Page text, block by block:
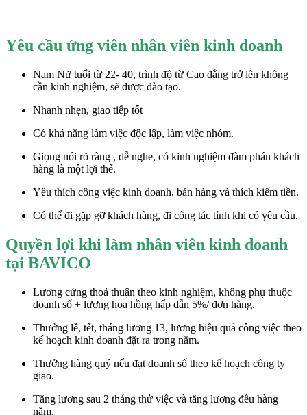
Yêu cầu ứng viên nhân viên kinh doanh
Nam Nữ tuổi từ 22- 40, trình độ từ Cao đẳng trở lên không
cần kinh nghiệm, sẽ được đào tạo.
Nhanh nhẹn, giao tiếp tốt
Có khả năng làm việc độc lập, làm việc nhóm.
Giọng nói rõ ràng , dễ nghe, có kinh nghiệm đàm phán khách
hàng là một lợi thế.
Yêu thích công việc kinh doanh, bán hàng và thích kiếm tiền.
Có thể đi gặp gỡ khách hàng, đi công tác tỉnh khi có yêu cầu.
Quyền lợi khi làm nhân viên kinh doanh
tại BAVICO
Lương cứng thoả thuận theo kinh nghiệm, không phụ thuộc
doanh số + lương hoa hồng hấp dẫn 5%/ đơn hàng.
Thưởng lễ, tết, tháng lương 13, lương hiệu quả công việc theo
kế hoạch kinh doanh đặt ra trong năm.
Thưởng hàng quý nếu đạt doanh số theo kế hoạch công ty
giao.
Tăng lương sau 2 tháng thử việc và tăng lương đều hàng
năm.